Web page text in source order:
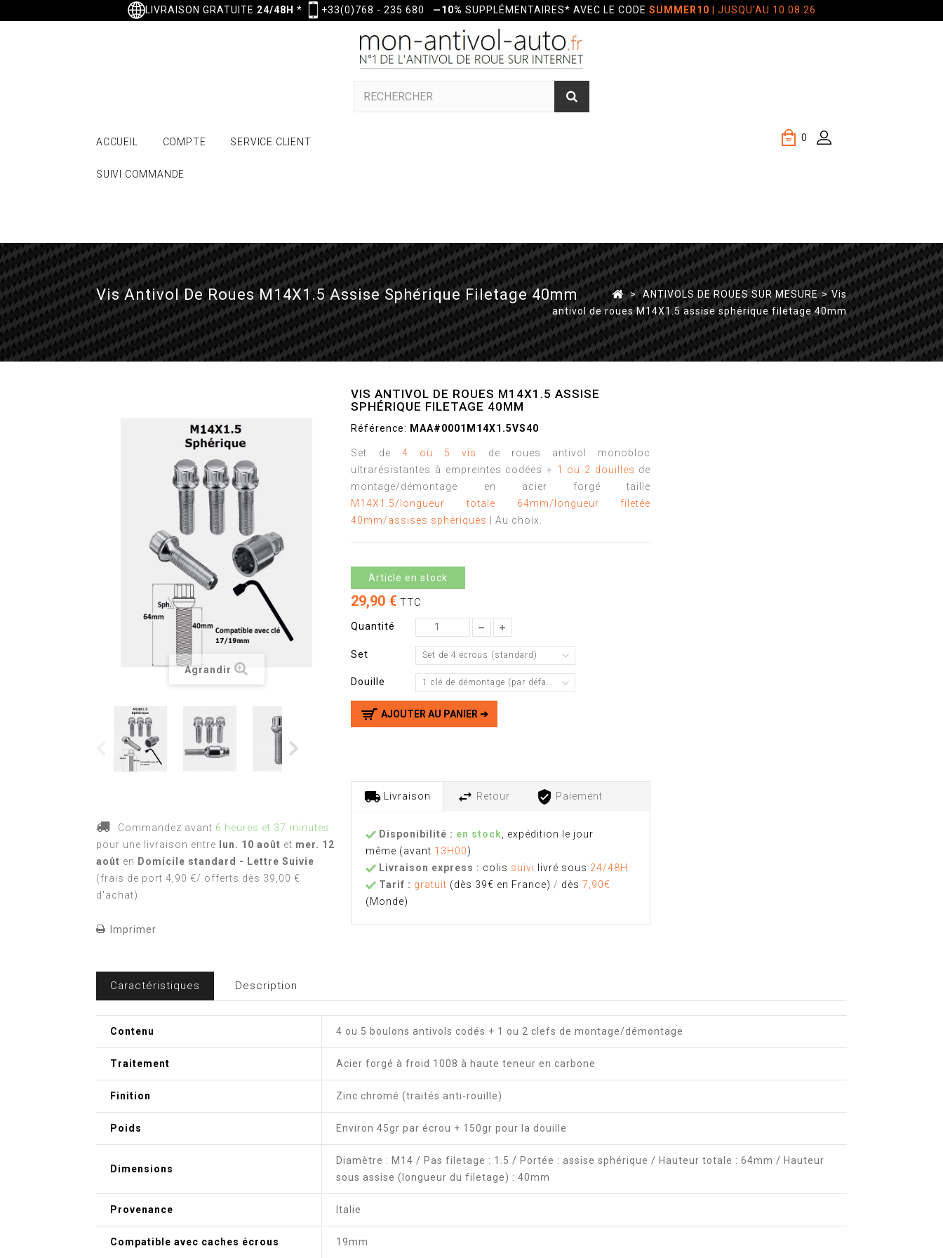
LIVRAISON GRATUITE 24/48H * +33(0)768 - 235 680 —10% SUPPLÉMENTAIRES* AVEC LE CODE SUMMER10 | JUSQU'AU 10.08.26
0
ACCUEIL COMPTE SERVICE CLIENT
SUIVI COMMANDE
Vis Antivol De Roues M14X1.5 Assise Sphérique Filetage 40mm > ANTIVOLS DE ROUES SUR MESURE > Vis
antivol de roues M14X1.5 assise sphérique filetage 40mm
Agrandir
Commandez avant 6 heures et 37 minutes
pour une livraison entre lun. 10 août et mer. 12
août en Domicile standard - Lettre Suivie
(frais de port 4,90 €/ offerts dès 39,00 €
d'achat)
Imprimer
VIS ANTIVOL DE ROUES M14X1.5 ASSISE
SPHÉRIQUE FILETAGE 40MM
Référence: MAA#0001M14X1.5VS40
Set de 4 ou 5 vis de roues antivol monobloc
ultrarésistantes à empreintes codées + 1 ou 2 douilles de
montage/démontage en acier forgé taille
M14X1.5/longueur totale 64mm/longueur filetée
40mm/assises sphériques
| Au choix.
Article en stock
29,90 € TTC
Quantité
Set Set de 4 écrous (standard)
Douille 1 clé de démontage (par défaut)
AJOUTER AU PANIER ➔
Livraison Retour Paiement
Disponibilité : en stock , expédition le jour
même (avant 13H00)
Livraison express : colis suivi livré sous 24/48H
Tarif : gratuit (dès 39€ en France) / dès 7,90€
(Monde)
Caractéristiques Description
Contenu 4 ou 5 boulons antivols codés + 1 ou 2 clefs de montage/démontage
Traitement Acier forgé à froid 1008 à haute teneur en carbone
Finition Zinc chromé (traités anti-rouille)
Poids Environ 45gr par écrou + 150gr pour la douille
Dimensions
Diamètre : M14 / Pas filetage : 1.5 / Portée : assise sphérique / Hauteur totale : 64mm / Hauteur
sous assise (longueur du filetage) : 40mm
Provenance Italie
Compatible avec caches écrous 19mm